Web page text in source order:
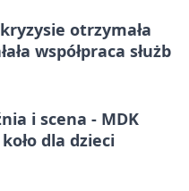
otrzymała
współpraca służb
i scena - MDK
dla dzieci